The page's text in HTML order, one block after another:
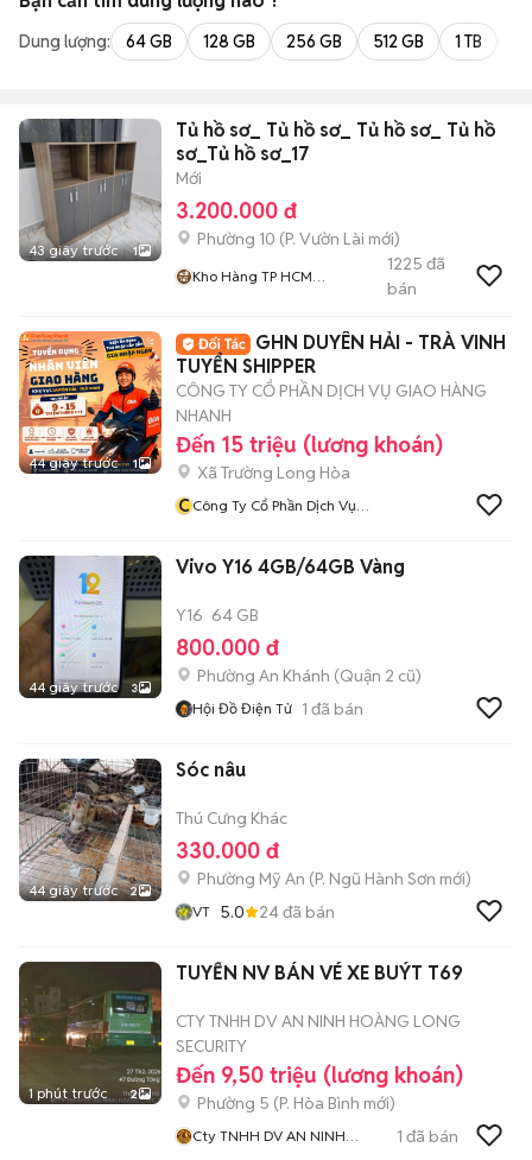
Dung lượng: 64 GB 128 GB 256 GB 512 GB 1 TB
43 giây trước 1
Tủ hồ sơ_ Tủ hồ sơ_ Tủ hồ sơ_ Tủ hồ
sơ_Tủ hồ sơ_17
Mới
3.200.000 đ
Phường 10 (P. Vườn Lài mới)
Kho Hàng TP HCM
1225 đã
bán
44 giây trước 1
GHN DUYÊN HẢI - TRÀ VINH
TUYỂN SHIPPER
CÔNG TY CỔ PHẦN DỊCH VỤ GIAO HÀNG
NHANH
Đến 15 triệu (lương khoán)
Xã Trường Long Hòa
CCông Ty Cổ Phần Dịch Vụ
44 giây trước 3
Vivo Y16 4GB/64GB Vàng
Y16 64 GB
800.000 đ
Phường An Khánh (Quận 2 cũ)
Hội Đồ Điện Tử 1 đã bán
44 giây trước 2
Sóc nâu
Thú Cưng Khác
330.000 đ
Phường Mỹ An (P. Ngũ Hành Sơn mới)
VT 5.0 24đã bán
1 phút trước 2
TUYỂN NV BÁN VÉ XE BUÝT T69
CTY TNHH DV AN NINH HOÀNG LONG
SECURITY
Đến 9,50 triệu (lương khoán)
Phường 5 (P. Hòa Bình mới)
Cty TNHH DV AN NINH
1 đã bán